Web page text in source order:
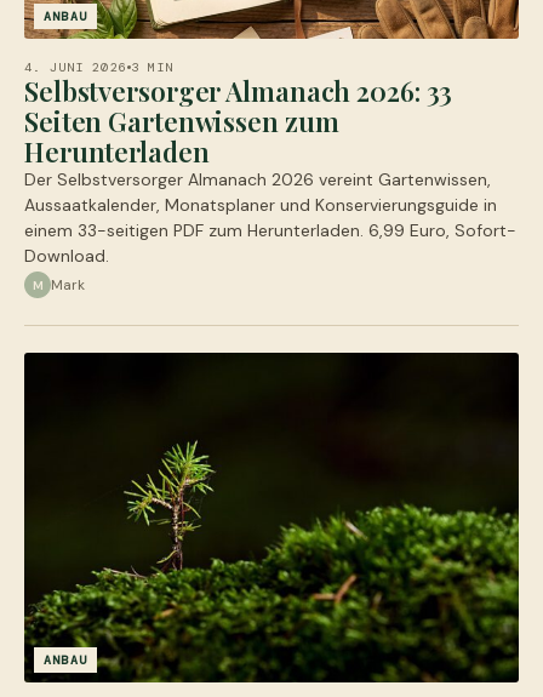
ANBAU
4. JUNI 2026 3 MIN
Selbstversorger Almanach 2026: 33
Seiten Gartenwissen zum
Herunterladen
Der Selbstversorger Almanach 2026 vereint Gartenwissen,
Aussaatkalender, Monatsplaner und Konservierungsguide in
einem 33-seitigen PDF zum Herunterladen. 6,99 Euro, Sofort-
Download.
M Mark
ANBAU